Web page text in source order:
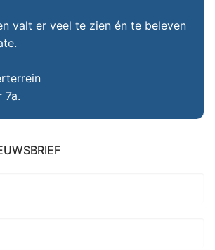
valt er veel te zien én te beleven
7a.